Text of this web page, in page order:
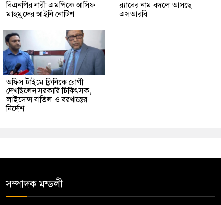
বিএনপির নারী এমপিকে আসিফ
মাহমুদের আইনি নোটিশ
র‍্যাবের নাম বদলে আসছে
এসআরবি
অফিস টাইমে ক্লিনিকে রোগী
দেখছিলেন সরকারি চিকিৎসক,
লাইসেন্স বাতিল ও বরখাস্তের
নির্দেশ
সম্পাদক মন্ডলী